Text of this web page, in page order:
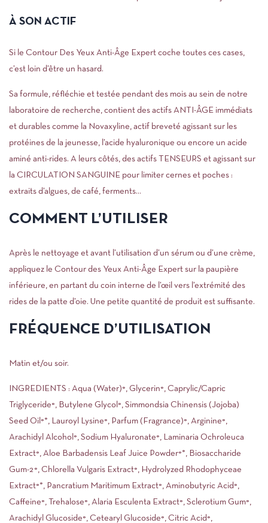
À SON ACTIF
Si le Contour Des Yeux Anti-Âge Expert coche toutes ces cases,
c’est loin d’être un hasard.
Sa formule, réfléchie et testée pendant des mois au sein de notre
laboratoire de recherche, contient des actifs ANTI-ÂGE immédiats
et durables comme la Novaxyline, actif breveté agissant sur les
protéines de la jeunesse, l’acide hyaluronique ou encore un acide
aminé anti-rides. A leurs côtés, des actifs TENSEURS et agissant sur
la CIRCULATION SANGUINE pour limiter cernes et poches :
extraits d’algues, de café, ferments…
COMMENT L’UTILISER
Après le nettoyage et avant l’utilisation d’un sérum ou d’une crème,
appliquez le Contour des Yeux Anti-Âge Expert sur la paupière
inférieure, en partant du coin interne de l’œil vers l’extrémité des
rides de la patte d’oie. Une petite quantité de produit est suffisante.
FRÉQUENCE D’UTILISATION
Matin et/ou soir.
INGREDIENTS : Aqua (Water)°, Glycerin°, Caprylic/Capric
Triglyceride°, Butylene Glycol°, Simmondsia Chinensis (Jojoba)
Seed Oil°*, Lauroyl Lysine°, Parfum (Fragrance)°, Arginine°,
Arachidyl Alcohol°, Sodium Hyaluronate°, Laminaria Ochroleuca
Extract°, Aloe Barbadensis Leaf Juice Powder°*, Biosaccharide
Gum-2°, Chlorella Vulgaris Extract°, Hydrolyzed Rhodophyceae
Extract°*, Pancratium Maritimum Extract°, Aminobutyric Acid°,
Caffeine°, Trehalose°, Alaria Esculenta Extract°, Sclerotium Gum°,
Arachidyl Glucoside°, Cetearyl Glucoside°, Citric Acid°,